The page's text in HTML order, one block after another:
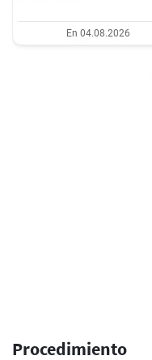
En 04.08.2026
Procedimiento